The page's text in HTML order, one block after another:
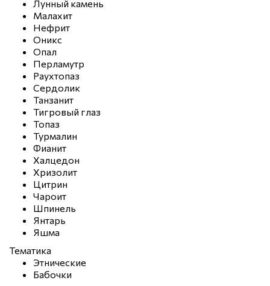
Лунный камень
Малахит
Нефрит
Оникс
Опал
Перламутр
Раухтопаз
Сердолик
Танзанит
Тигровый глаз
Топаз
Турмалин
Фианит
Халцедон
Хризолит
Цитрин
Чароит
Шпинель
Янтарь
Яшма
Тематика
Этнические
Бабочки